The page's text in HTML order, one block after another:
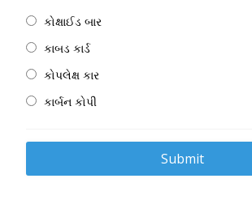
કોક્ષાઈડ બાર
કાબડ કાર્ડ
કોપલેક્ષ કાર
કાર્બન કોપી